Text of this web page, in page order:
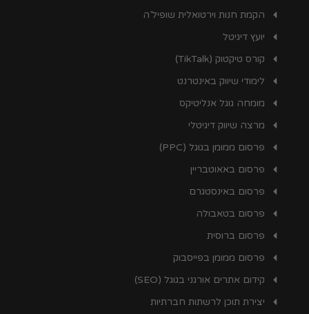
הקמת חנות וירטואלית שופיל’ה
יועץ דיגיטל
קורס טיקטוק (TikTalk)
לימודי שיווק באינטרנט
מומחה גוגל אנליטיקס
מרצה שיווק דיגיטלי
פרסום ממומן בגוגל (PPC)
פרסום באאוטבריין
פרסום באינסטגרם
פרסום בטאבולה
פרסום ברוסית
פרסום ממומן בפייסבוק
קידום אתרים אורגני בגוגל (SEO)
יצירת תוכן לרשתות חברתיות